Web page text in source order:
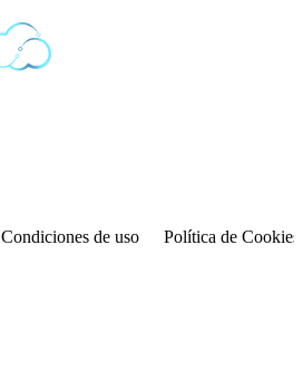
Condiciones de uso Política de Cookies